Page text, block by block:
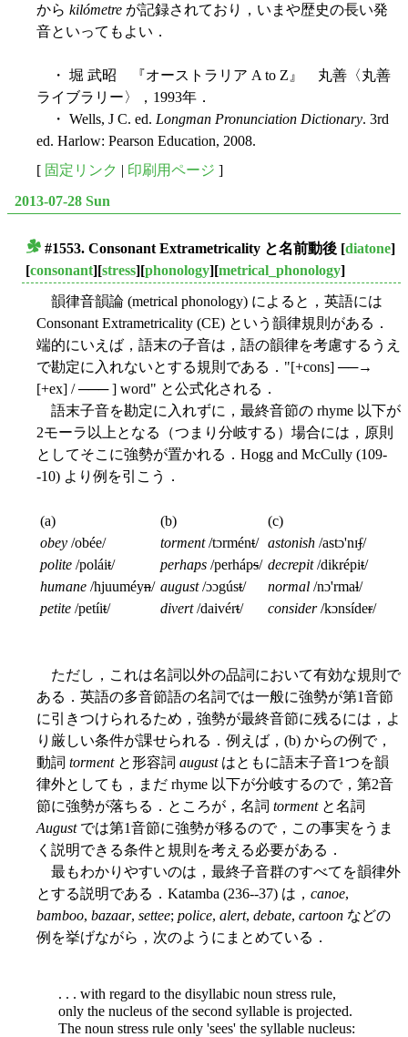
から kilómetre が記録されており，いまや歴史の長い発
音といってもよい．
・ 堀 武昭 『オーストラリア A to Z』 丸善〈丸善
ライブラリー〉，1993年．
・ Wells, J C. ed. Longman Pronunciation Dictionary. 3rd
ed. Harlow: Pearson Education, 2008.
[ 固定リンク | 印刷用ページ ]
2013-07-28 Sun
#1553. Consonant Extrametricality と名前動後 [diatone]
[consonant][stress][phonology][metrical_phonology]
韻律音韻論 (metrical phonology) によると，英語には
Consonant Extrametricality (CE) という韻律規則がある．
端的にいえば，語末の子音は，語の韻律を考慮するうえ
で勘定に入れないとする規則である．"[+cons] ──→
[+ex] / ─── ] word" と公式化される．
語末子音を勘定に入れずに，最終音節の rhyme 以下が
2モーラ以上となる（つまり分岐する）場合には，原則
としてそこに強勢が置かれる．Hogg and McCully (109-
-10) より例を引こう．
(a) (b)
(c)
obey /obée/ torment/tɔrmént/ astonish /astɔ'nɪʃ/
polite /poláit/ perhaps /perháps/ decrepit/dikrépit/
humane /hjuuméyn/ august/ɔɔgúst/ normal /nɔ'rmal/
petite /petíit/ divert/daivért/ consider/kɔnsíder/
ただし，これは名詞以外の品詞において有効な規則で
ある．英語の多音節語の名詞では一般に強勢が第1音節
に引きつけられるため，強勢が最終音節に残るには，よ
り厳しい条件が課せられる．例えば，(b) からの例で，
動詞 tormentと形容詞 augustはともに語末子音1つを韻
律外としても，まだ rhyme 以下が分岐するので，第2音
節に強勢が落ちる．ところが，名詞 tormentと名詞
Augustでは第1音節に強勢が移るので，この事実をうま
く説明できる条件と規則を考える必要がある．
最もわかりやすいのは，最終子音群のすべてを韻律外
とする説明である．Katamba (236--37) は， canoe,
bamboo, bazaar, settee; police, alert, debate, cartoon などの
例を挙げながら，次のようにまとめている．
. . . with regard to the disyllabic noun stress rule,
only the nucleus of the second syllable is projected.
The noun stress rule only 'sees' the syllable nucleus: